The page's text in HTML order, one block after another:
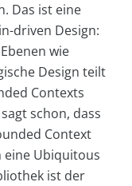
Das ist eine
driven Design:
wie
Design teilt
Contexts
schon, dass
Context
eine Ubiquitous
ist der